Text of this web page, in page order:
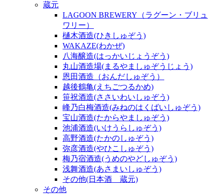
蔵元
LAGOON BREWERY（ラグーン・ブリュ
ワリー）
樋木酒造(ひきしゅぞう)
WAKAZE(わかぜ)
八海醸造(はっかいじょうぞう)
丸山酒造場(まるやましゅぞうじょう)
恩田酒造（おんだしゅぞう）
越後鶴亀(えちごつるかめ)
笹祝酒造(ささいわいしゅぞう)
峰乃白梅酒造(みねのはくばいしゅぞう)
宝山酒造(たからやましゅぞう)
池浦酒造(いけうらしゅぞう)
高野酒造(たかのしゅぞう)
弥彦酒造(やひこしゅぞう)
梅乃宿酒造(うめのやどしゅぞう)
浅舞酒造(あさまいしゅぞう)
その他(日本酒 蔵元)
その他